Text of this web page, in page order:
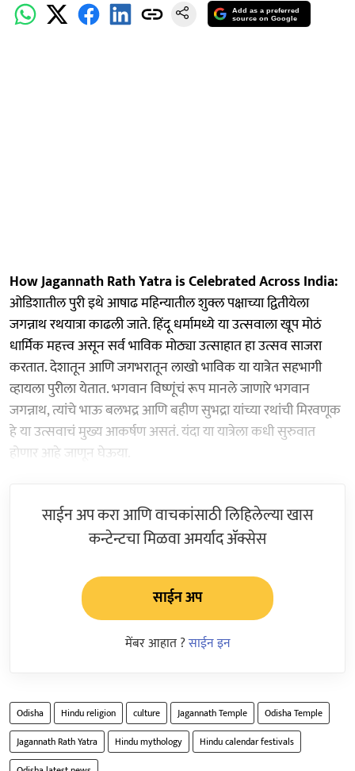
Add as a preferred
source on Google
How Jagannath Rath Yatra is Celebrated Across India:
ओडिशातील पुरी इथे आषाढ महिन्यातील शुक्ल पक्षाच्या द्वितीयेला
जगन्नाथ रथयात्रा काढली जाते. हिंदू धर्मामध्ये या उत्सवाला खूप मोठं
धार्मिक महत्त्व असून सर्व भाविक मोठ्या उत्साहात हा उत्सव साजरा
करतात. देशातून आणि जगभरातून लाखो भाविक या यात्रेत सहभागी
व्हायला पुरीला येतात. भगवान विष्णूंचं रूप मानले जाणारे भगवान
जगन्नाथ, त्यांचे भाऊ बलभद्र आणि बहीण सुभद्रा यांच्या रथांची मिरवणूक
हे या उत्सवाचं मुख्य आकर्षण असतं. यंदा या यात्रेला कधी सुरुवात
होणार आहे जाणून घेऊया.
साईन अप करा आणि वाचकांसाठी लिहिलेल्या खास
कन्टेन्टचा मिळवा अमर्याद ॲक्सेस
साईन अप
मेंबर आहात ?साईन इन
Odisha Hindu religion culture Jagannath Temple
Odisha Temple
Jagannath Rath Yatra
Hindu mythology
Hindu calendar festivals